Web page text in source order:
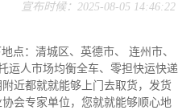
宣布时候：2025-08-05 14:46:22
点：清城区、英德市、 连州市、
运人市场均衡全车、零担快运快递
近都就就能够上门去取货，发货
会专家单位，您就就能够顺心地